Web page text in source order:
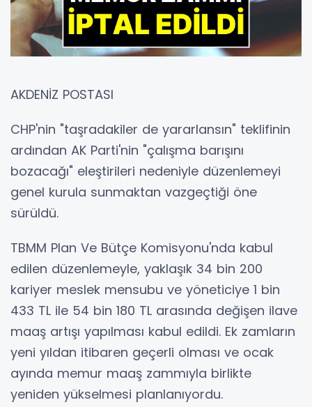
AKDENİZ POSTASI
CHP'nin "taşradakiler de yararlansın" teklifinin
ardından AK Parti'nin "çalışma barışını
bozacağı" eleştirileri nedeniyle düzenlemeyi
genel kurula sunmaktan vazgeçtiği öne
sürüldü.
TBMM Plan Ve Bütçe Komisyonu'nda kabul
edilen düzenlemeyle, yaklaşık 34 bin 200
kariyer meslek mensubu ve yöneticiye 1 bin
433 TL ile 54 bin 180 TL arasında değişen ilave
maaş artışı yapılması kabul edildi. Ek zamların
yeni yıldan itibaren geçerli olması ve ocak
ayında memur maaş zammıyla birlikte
yeniden yükselmesi planlanıyordu.